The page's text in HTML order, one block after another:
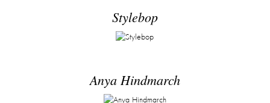
Stylebop
Anya Hindmarch